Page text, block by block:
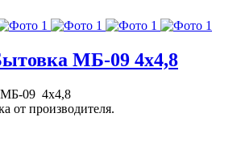
МБ-09 4х4,8
МБ-09 4х4,8
от производителя.